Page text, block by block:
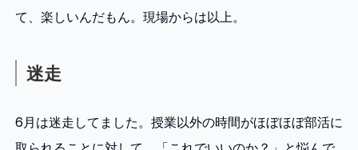
て、楽しいんだもん。現場からは以上。
迷走
6月は迷走してました。授業以外の時間がほぼほぼ部活に